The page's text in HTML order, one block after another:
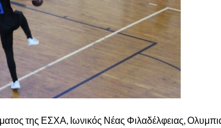
της ΕΣΧΑ, Ιωνικός Νέας Φιλαδέλφειας,